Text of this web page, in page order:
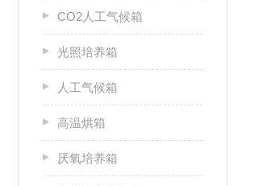
CO2人工气候箱
光照培养箱
人工气候箱
高温烘箱
厌氧培养箱